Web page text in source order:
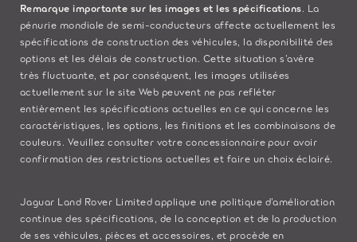
Remarque importante sur les images et les spécifications . La
pénurie mondiale de semi-conducteurs affecte actuellement les
spécifications de construction des véhicules, la disponibilité des
options et les délais de construction. Cette situation s’avère
très fluctuante, et par conséquent, les images utilisées
actuellement sur le site Web peuvent ne pas refléter
entièrement les spécifications actuelles en ce qui concerne les
caractéristiques, les options, les finitions et les combinaisons de
couleurs. Veuillez consulter votre concessionnaire pour avoir
confirmation des restrictions actuelles et faire un choix éclairé.
Jaguar Land Rover Limited applique une politique d’amélioration
continue des spécifications, de la conception et de la production
de ses véhicules, pièces et accessoires, et procède en